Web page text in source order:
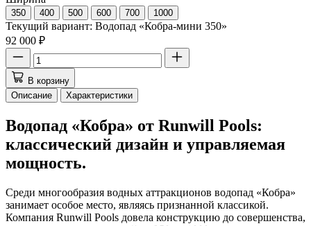
350 400 500 600 700 1000
Текущий вариант: Водопад «Кобра-мини 350»
92 000 ₽
В корзину
Описание
Характеристики
Водопад «Кобра» от Runwill Pools:
классический дизайн и управляемая
мощность.
Среди многообразия водных аттракционов водопад «Кобра»
занимает особое место, являясь признанной классикой.
Компания Runwill Pools довела конструкцию до совершенства,